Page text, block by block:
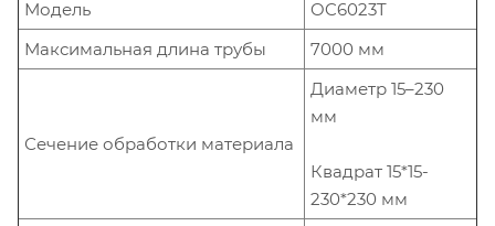
Модель
OC6023T
Максимальная длина трубы
7000 мм
Сечение обработки материала
Диаметр 15–230
мм
Квадрат 15*15-
230*230 мм